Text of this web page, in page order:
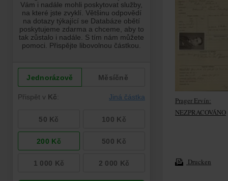
Prager Ervín:
NEZPRACOVÁNO
Drucken